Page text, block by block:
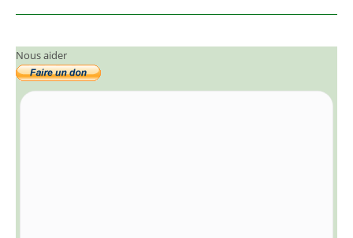
Nous aider